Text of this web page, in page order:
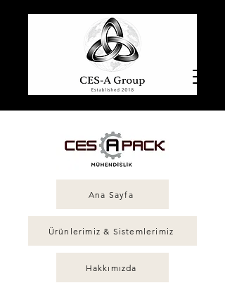
Ana Sayfa
Ürünlerimiz & Sistemlerimiz
Hakkımızda